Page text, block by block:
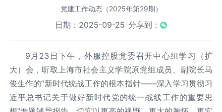
党建工作动态（2025年第29期）
日期：2025-09-25 分享到：
9 月23日下午，外服控股党委召开中心组学习（扩
大）会，听取上海市社会主义学院原党组成员、副院长马
俊生作的“新时代统战工作的根本指针——深入学习贯彻习
近平总书记关于做好新时代党的统一战线工作的重要思